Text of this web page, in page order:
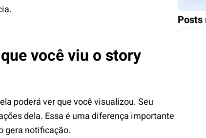
você viu o story
poderá ver que você visualizou. Seu
dela. Essa é uma diferença importante
gera notificação.
Posts